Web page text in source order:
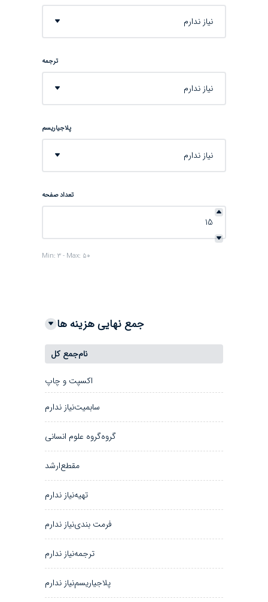
نیاز ندارم
ترجمه
نیاز ندارم
پلاجیاریسم
نیاز ندارم
تعداد صفحه
Min: 3 - Max: 50
جمع نهایی هزینه ها
نامجمع کل
اکسپت و چاپ
سابمیتنیاز ندارم
گروهگروه علوم انسانی
مقطعارشد
تهیهنیاز ندارم
فرمت بندینیاز ندارم
ترجمهنیاز ندارم
پلاجیاریسمنیاز ندارم